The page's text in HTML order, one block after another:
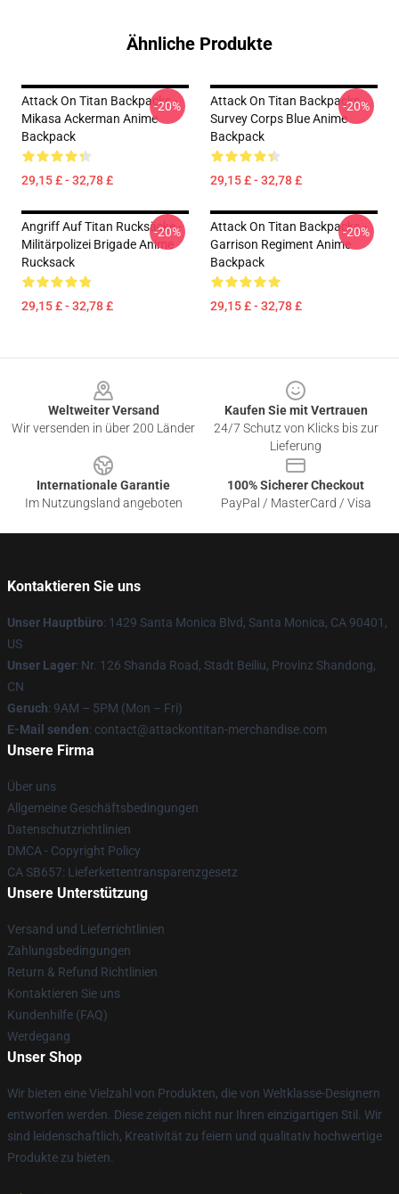
Ähnliche Produkte
Attack On Titan Backpacks -
Mikasa Ackerman Anime
Backpack
29,15 £ - 32,78 £
-20%
Attack On Titan Backpacks -
Survey Corps Blue Anime
Backpack
29,15 £ - 32,78 £
-20%
Angriff Auf Titan Rucksäcke -
Militärpolizei Brigade Anime
Rucksack
29,15 £ - 32,78 £
-20%
Attack On Titan Backpacks -
Garrison Regiment Anime
Backpack
29,15 £ - 32,78 £
-20%
Weltweiter Versand
Wir versenden in über 200 Länder
Kaufen Sie mit Vertrauen
24/7 Schutz von Klicks bis zur
Lieferung
Internationale Garantie
Im Nutzungsland angeboten
100% Sicherer Checkout
PayPal / MasterCard / Visa
Kontaktieren Sie uns
Unser Hauptbüro: 1429 Santa Monica Blvd, Santa Monica, CA 90401,
US
Unser Lager: Nr. 126 Shanda Road, Stadt Beiliu, Provinz Shandong,
CN
Geruch: 9AM – 5PM (Mon – Fri)
E-Mail senden: contact@attackontitan-merchandise.com
Unsere Firma
Über uns
Allgemeine Geschäftsbedingungen
Datenschutzrichtlinien
DMCA - Copyright Policy
CA SB657: Lieferkettentransparenzgesetz
Unsere Unterstützung
Versand und Lieferrichtlinien
Zahlungsbedingungen
Return & Refund Richtlinien
Kontaktieren Sie uns
Kundenhilfe (FAQ)
Werdegang
Unser Shop
Wir bieten eine Vielzahl von Produkten, die von Weltklasse-Designern
entworfen werden. Diese zeigen nicht nur Ihren einzigartigen Stil. Wir
sind leidenschaftlich, Kreativität zu feiern und qualitativ hochwertige
Produkte zu bieten.